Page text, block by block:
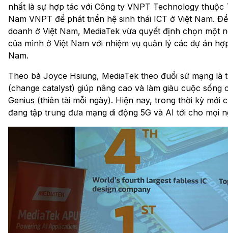
nhất là sự hợp tác với Công ty VNPT Technology
Nam VNPT để phát triển hệ sinh thái ICT ở Việt Nam.
doanh ở Việt Nam, MediaTek vừa quyết định chọn một
của mình ở Việt Nam với nhiệm vụ quản lý các dự án
Nam.
Theo bà Joyce Hsiung, MediaTek theo đuổi sứ mạng
(change catalyst) giúp nâng cao và làm giàu cuộc
Genius (thiên tài mỗi ngày). Hiện nay, trong thời kỳ mới
đang tập trung đưa mạng di động 5G và AI tới cho mọi